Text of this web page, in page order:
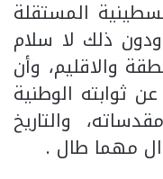
المستقلة
ذلك لا سلام
والاقليم، وأن
ثوابته الوطنية
والتاريخ
مهما طال .